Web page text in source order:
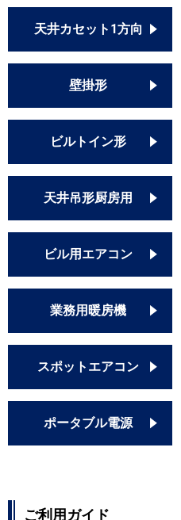
天井カセット1方向
壁掛形
ビルトイン形
天井吊形厨房用
ビル用エアコン
業務用暖房機
スポットエアコン
ポータブル電源
ご利用ガイド